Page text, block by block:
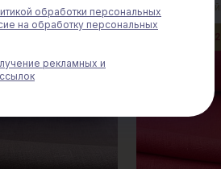
онлайн-заказ Только
обработки персональных
на обработку персональных
рекламных и